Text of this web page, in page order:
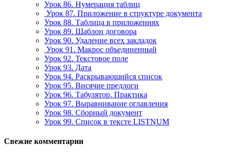
Урок 86. Нумерация таблиц
Урок 87. Приложение в структуре документа
Урок 88. Таблица в приложениях
Урок 89. Шаблон договора
Урок 90. Удаление всех закладок
Урок 91. Макрос объединенный
Урок 92. Текстовое поле
Урок 93. Дата
Урок 94. Раскрывающийся список
Урок 95. Висячие предлоги
Урок 96. Табулятор. Практика
Урок 97. Выравнивание оглавления
Урок 98. Сборный документ
Урок 99. Список в тексте LISTNUM
Свежие комментарии